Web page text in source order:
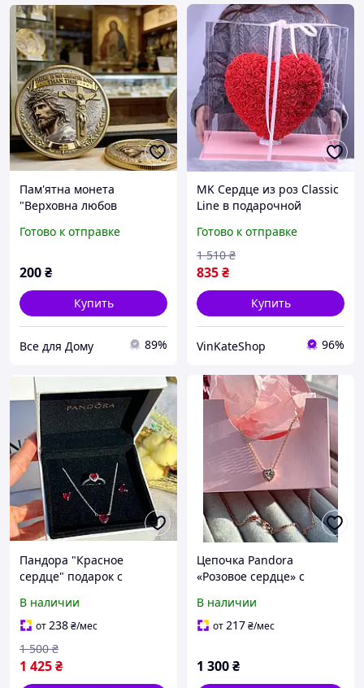
Пам'ятна монета
"Верховна любов
см. Ідеально підходить
подарунок
Готово к отправке
200₴
Купить
Все для Дому 89%
MK Сердце из роз Classic
Line в подарочной
романтического подарка
символ любви и эмо
PAP10\W
Готово к отправке
835₴
1 510 ₴
Купить
VinKateShop 96%
Пандора "Красное
сердце" подарок с
В наличии
от238₴/мес
1 425₴
1 500 ₴
Цепочка Pandora
«Розовое сердце» с
розового золота
ПОДАРОК, созданный с
В наличии
от217₴/мес
1 300₴